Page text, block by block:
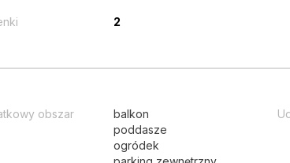
2
obszar
balkon
poddasze
ogródek